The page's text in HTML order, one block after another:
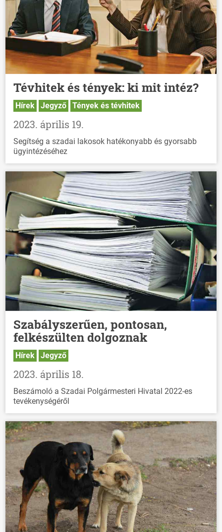
Tévhitek és tények: ki mit intéz?
Hírek Jegyző Tények és tévhitek
2023. április 19.
Segítség a szadai lakosok hatékonyabb és gyorsabb
ügyintézéséhez
Szabályszerűen, pontosan,
felkészülten dolgoznak
Hírek Jegyző
2023. április 18.
Beszámoló a Szadai Polgármesteri Hivatal 2022-es
tevékenységéről